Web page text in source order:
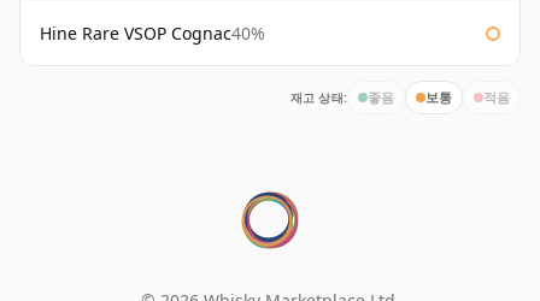
Hine Rare VSOP Cognac40%
재고 상태: 좋음 보통 적음